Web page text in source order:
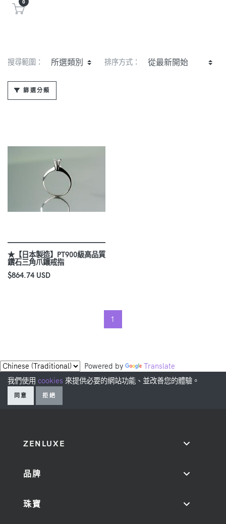
0
搜尋範圍： 排序方式：
篩選分類
★【日本製造】PT900級高品質
鑽石三角爪鑲戒指
$864.74 USD
1
Powered by
Translate
我們使用 cookies 來提供必要的網站功能、並改善您的體驗。
同意 拒絕
ZENLUXE
品牌
珠寶